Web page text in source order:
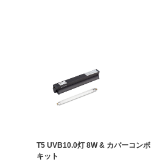
T5 UVB10.0灯 8W & カバーコンボ
キット